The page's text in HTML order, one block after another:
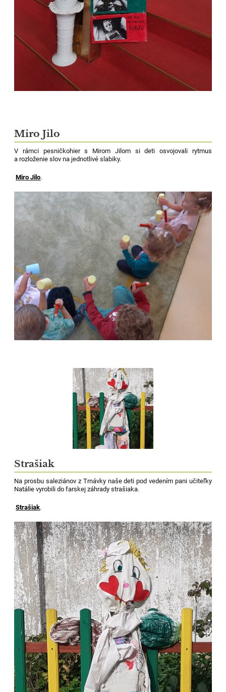
Miro Jilo
V rámci pesničkohier s Mirom Jilom si deti osvojovali rytmus
a rozloženie slov na jednotlivé slabiky.
Miro Jilo.
Strašiak
Na prosbu saleziánov z Trnávky naše deti pod vedením pani učiteľky
Natálie vyrobili do farskej záhrady strašiaka.
Strašiak.